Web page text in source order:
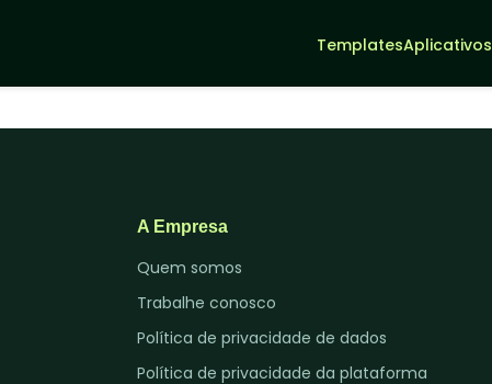
TemplatesAplicativos
Entrar
A Empresa
Quem somos
Trabalhe conosco
Política de privacidade de dados
Política de privacidade da plataforma